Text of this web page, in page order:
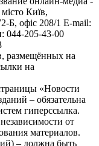
Київ,
офіс 208/1 E-mail:
044-205-43-00
размещённых на
на
«Новости
– обязательна
гиперссылка.
от
материалов.
– должна быть